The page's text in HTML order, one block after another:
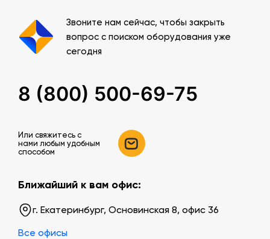
Звоните нам сейчас, чтобы закрыть
вопрос с поиском оборудования уже
сегодня
8 (800) 500-69-75
Или свяжитесь c
нами любым удобным
способом
Ближайший к вам офис:
г. Екатеринбург, Основинская 8, офис 36
Все офисы